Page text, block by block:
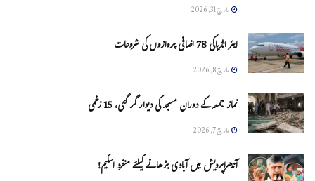
مارچ 31, 2026
ایئر انڈیاکی 78 اضافی پروازوں کی شروعات
مارچ 8, 2026
نماز جمعہ کے دوران مسجد کی دیوار گر گئی، 15 زخمی
مارچ 7, 2026
آندھراپردیش میں آبادی بڑھانے کیلئے منفرد اسکیم!